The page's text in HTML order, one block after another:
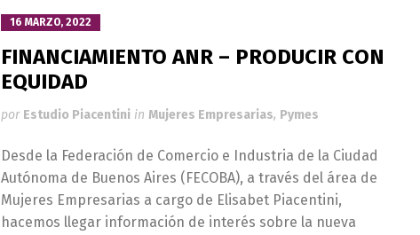
16 MARZO, 2022
FINANCIAMIENTO ANR – PRODUCIR CON
EQUIDAD
por Estudio Piacentini in Mujeres Empresarias, Pymes
Desde la Federación de Comercio e Industria de la Ciudad
Autónoma de Buenos Aires (FECOBA), a través del área de
Mujeres Empresarias a cargo de Elisabet Piacentini,
hacemos llegar información de interés sobre la nueva